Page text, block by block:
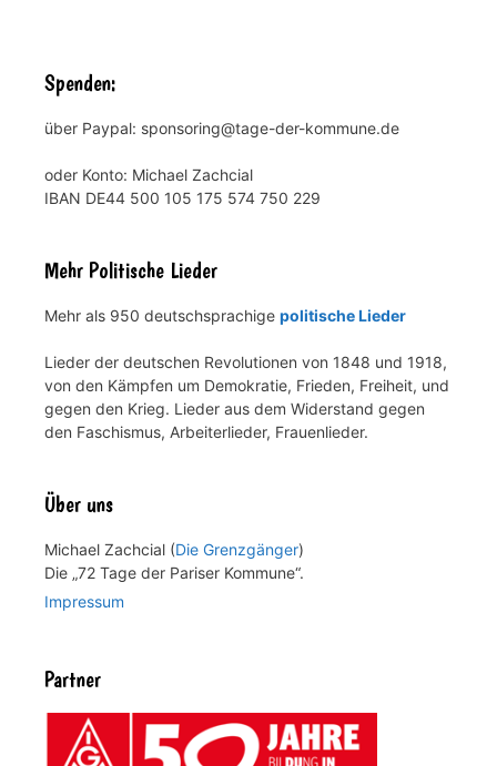
Spenden:
über Paypal: sponsoring@tage-der-kommune.de
oder Konto: Michael Zachcial
IBAN DE44 500 105 175 574 750 229
Mehr Politische Lieder
Mehr als 950 deutschsprachige politische Lieder
Lieder der deutschen Revolutionen von 1848 und 1918,
von den Kämpfen um Demokratie, Frieden, Freiheit, und
gegen den Krieg. Lieder aus dem Widerstand gegen
den Faschismus, Arbeiterlieder, Frauenlieder.
Über uns
Michael Zachcial (Die Grenzgänger)
Die „72 Tage der Pariser Kommune“.
Impressum
Partner